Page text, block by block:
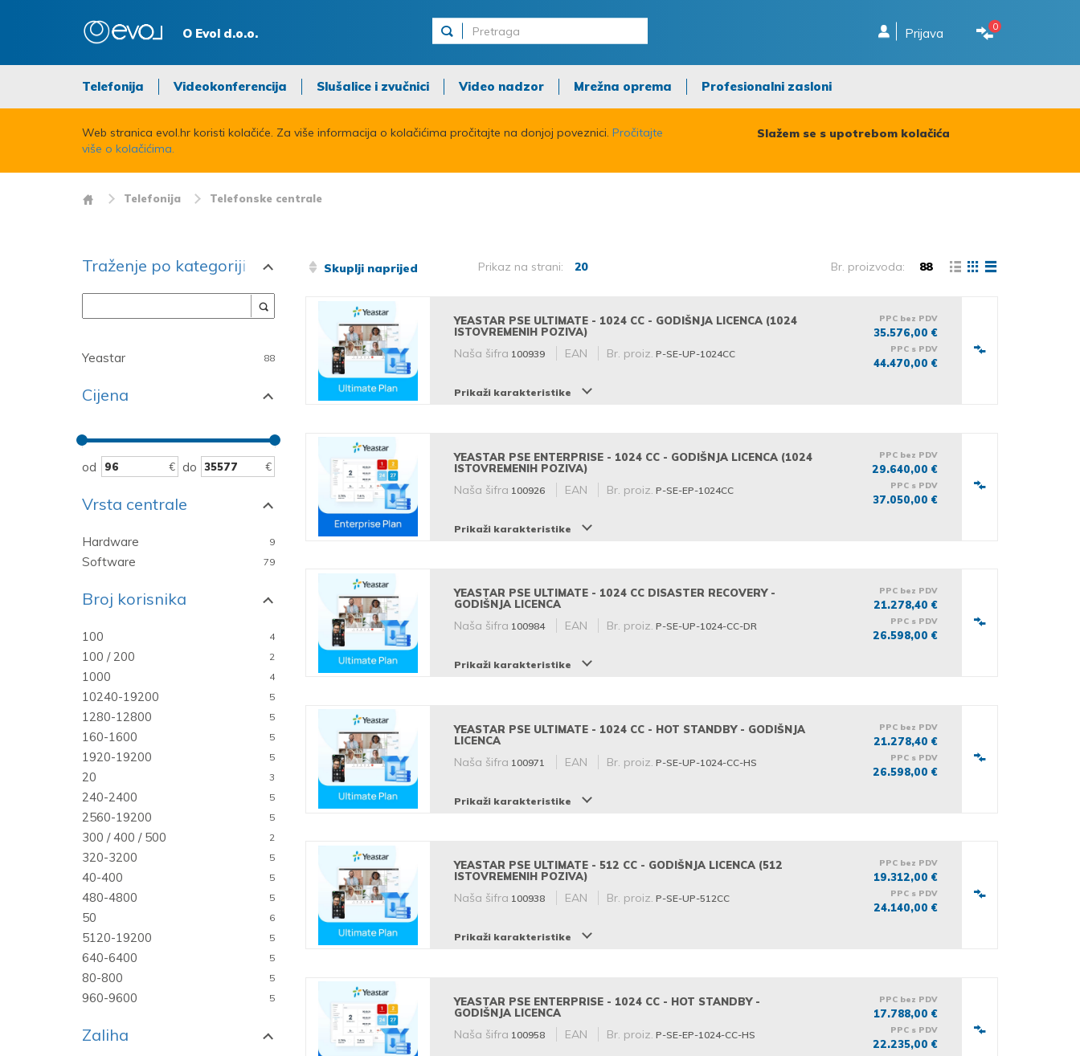
O Evol d.o.o. Prijava 0
Telefonija Videokonferencija Slušalice i zvučnici Video nadzor Mrežna oprema Profesionalni zasloni
Web stranica evol.hr koristi kolačiće. Za više informacija o kolačićima pročitajte na donjoj poveznici. Pročitajte
više o kolačićima.
Slažem se s upotrebom kolačića
Telefonija Telefonske centrale
Traženje po kategoriji
Proizvođač
Yeastar 88
Cijena
od do
Vrsta centrale
Hardware 9
Software 79
Broj korisnika
100 4
100 / 200 2
1000 4
10240-19200 5
1280-12800 5
160-1600 5
1920-19200 5
20 3
240-2400 5
2560-19200 5
300 / 400 / 500 2
320-3200 5
40-400 5
480-4800 5
50 6
5120-19200 5
640-6400 5
80-800 5
960-9600 5
Zaliha
Skuplji naprijed Prikaz na strani: 20 Br. proizvoda: 88
YEASTAR PSE ULTIMATE - 1024 CC - GODIŠNJA LICENCA (1024
ISTOVREMENIH POZIVA)
Naša šifra 100939 EAN Br. proiz. P-SE-UP-1024CC
Prikaži karakteristike
PPC bez PDV
35.576,00 €
PPC s PDV
44.470,00 €
YEASTAR PSE ENTERPRISE - 1024 CC - GODIŠNJA LICENCA (1024
ISTOVREMENIH POZIVA)
Naša šifra 100926 EAN Br. proiz. P-SE-EP-1024CC
Prikaži karakteristike
PPC bez PDV
29.640,00 €
PPC s PDV
37.050,00 €
YEASTAR PSE ULTIMATE - 1024 CC DISASTER RECOVERY -
GODIŠNJA LICENCA
Naša šifra 100984 EAN Br. proiz. P-SE-UP-1024-CC-DR
Prikaži karakteristike
PPC bez PDV
21.278,40 €
PPC s PDV
26.598,00 €
YEASTAR PSE ULTIMATE - 1024 CC - HOT STANDBY - GODIŠNJA
LICENCA
Naša šifra 100971 EAN Br. proiz. P-SE-UP-1024-CC-HS
Prikaži karakteristike
PPC bez PDV
21.278,40 €
PPC s PDV
26.598,00 €
YEASTAR PSE ULTIMATE - 512 CC - GODIŠNJA LICENCA (512
ISTOVREMENIH POZIVA)
Naša šifra 100938 EAN Br. proiz. P-SE-UP-512CC
Prikaži karakteristike
PPC bez PDV
19.312,00 €
PPC s PDV
24.140,00 €
YEASTAR PSE ENTERPRISE - 1024 CC - HOT STANDBY -
GODIŠNJA LICENCA
Naša šifra 100958 EAN Br. proiz. P-SE-EP-1024-CC-HS
PPC bez PDV
17.788,00 €
PPC s PDV
22.235,00 €